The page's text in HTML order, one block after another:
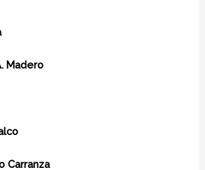
Madero
Carranza